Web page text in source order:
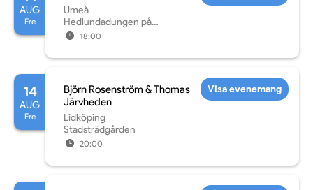
AUG
Fre
Umeå
Hedlundadungen på
Noliaområdet
18:00
14
AUG
Fre
Björn Rosenström & Thomas
Järvheden
Lidköping
Stadsträdgården
20:00
Visa evenemang